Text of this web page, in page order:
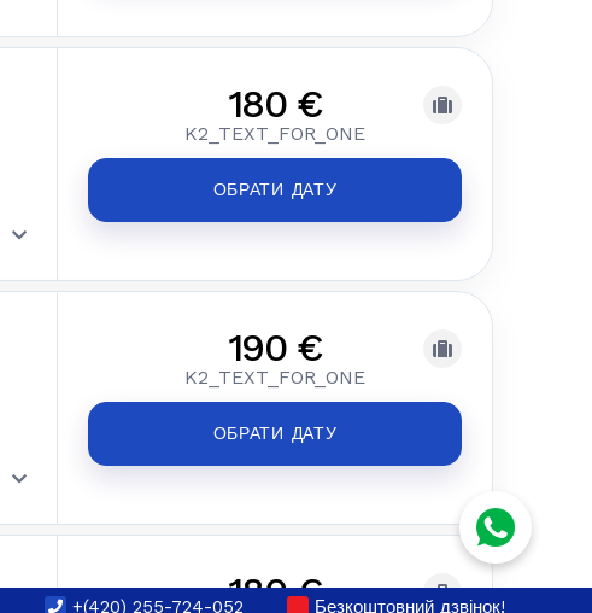
180 €
K2_TEXT_FOR_ONE
ОБРАТИ ДАТУ
190 €
K2_TEXT_FOR_ONE
ОБРАТИ ДАТУ
180 €
+(420) 255-724-052 Безкоштовний дзвінок!